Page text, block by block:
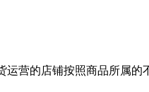
营的店铺按照商品所属的